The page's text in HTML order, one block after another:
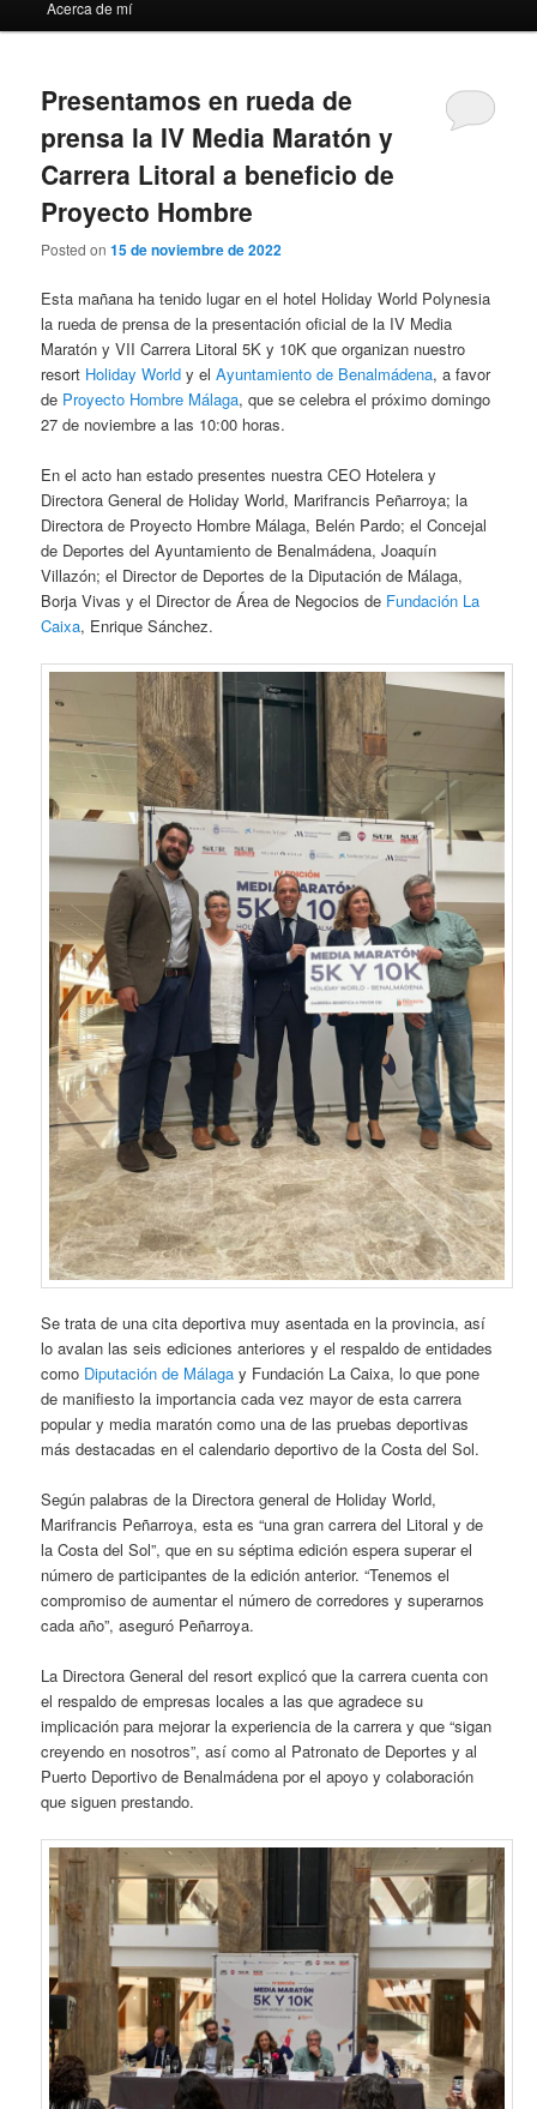
Acerca de mí
Presentamos en rueda de
prensa la IV Media Maratón y
Carrera Litoral a beneficio de
Proyecto Hombre
Posted on15 de noviembre de 2022
Esta mañana ha tenido lugar en el hotel Holiday World Polynesia
la rueda de prensa de la presentación oficial de la IV Media
Maratón y VII Carrera Litoral 5K y 10K que organizan nuestro
resort Holiday World y elAyuntamiento de Benalmádena, a favor
de Proyecto Hombre Málaga, que se celebra el próximo domingo
27 de noviembre a las 10:00 horas.
En el acto han estado presentes nuestra CEO Hotelera y
Directora General de Holiday World, Marifrancis Peñarroya; la
Directora de Proyecto Hombre Málaga, Belén Pardo; el Concejal
de Deportes del Ayuntamiento de Benalmádena, Joaquín
Villazón; el Director de Deportes de la Diputación de Málaga,
Borja Vivas y el Director de Área de Negocios de Fundación La
Caixa, Enrique Sánchez.
Se trata de una cita deportiva muy asentada en la provincia, así
lo avalan las seis ediciones anteriores y el respaldo de entidades
como Diputación de Málaga y Fundación La Caixa, lo que pone
de manifiesto la importancia cada vez mayor de esta carrera
popular y media maratón como una de las pruebas deportivas
más destacadas en el calendario deportivo de la Costa del Sol.
Según palabras de la Directora general de Holiday World,
Marifrancis Peñarroya, esta es “una gran carrera del Litoral y de
la Costa del Sol”, que en su séptima edición espera superar el
número de participantes de la edición anterior. “Tenemos el
compromiso de aumentar el número de corredores y superarnos
cada año”, aseguró Peñarroya.
La Directora General del resort explicó que la carrera cuenta con
el respaldo de empresas locales a las que agradece su
implicación para mejorar la experiencia de la carrera y que “sigan
creyendo en nosotros”, así como al Patronato de Deportes y al
Puerto Deportivo de Benalmádena por el apoyo y colaboración
que siguen prestando.